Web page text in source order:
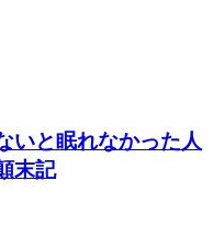
いと眠れなかった人
末記